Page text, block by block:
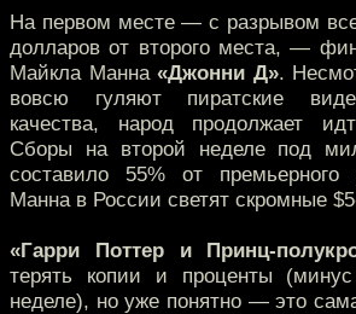
На первом месте — с разрывом
долларов от второго места, —
Майкла Манна «Джонни Д».
вовсю гуляют пиратские
качества, народ продолжает
Сборы на второй неделе под
составило 55% от
Манна в России светят скромные
«Гарри Поттер и Принц-
терять копии и проценты
неделе), но уже понятно — это